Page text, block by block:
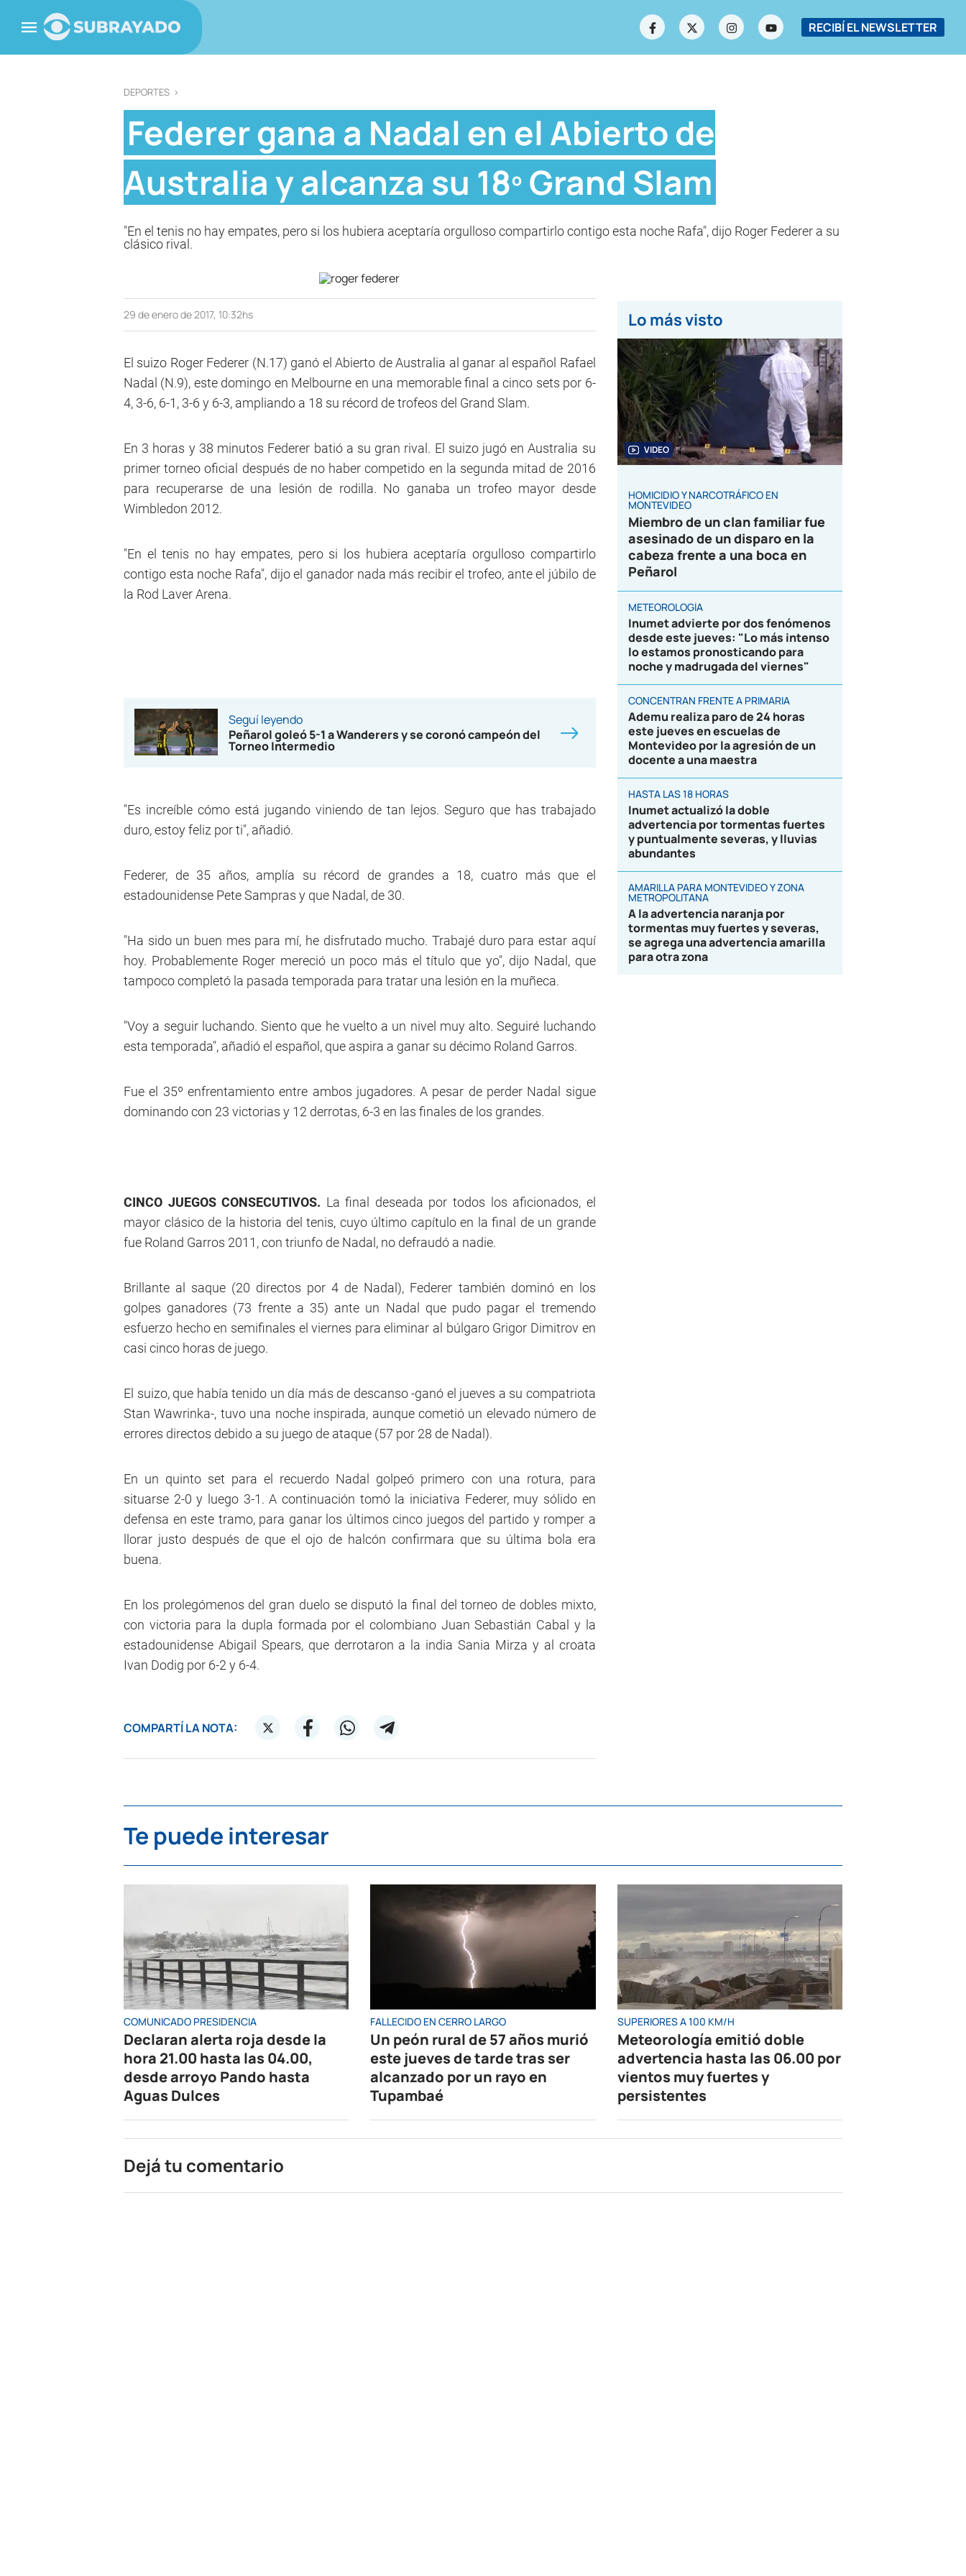
RECIBÍ EL NEWSLETTER
DEPORTES >
Federer gana a Nadal en el Abierto de
Australia y alcanza su 18º Grand Slam
"En el tenis no hay empates, pero si los hubiera aceptaría orgulloso compartirlo contigo esta noche Rafa", dijo Roger Federer a su
clásico rival.
29 de enero de 2017, 10:32hs
El suizo Roger Federer (N.17) ganó el Abierto de Australia al ganar al español Rafael
Nadal (N.9), este domingo en Melbourne en una memorable final a cinco sets por 6-
4, 3-6, 6-1, 3-6 y 6-3, ampliando a 18 su récord de trofeos del Grand Slam.
En 3 horas y 38 minutos Federer batió a su gran rival. El suizo jugó en Australia su
primer torneo oficial después de no haber competido en la segunda mitad de 2016
para recuperarse de una lesión de rodilla. No ganaba un trofeo mayor desde
Wimbledon 2012.
"En el tenis no hay empates, pero si los hubiera aceptaría orgulloso compartirlo
contigo esta noche Rafa", dijo el ganador nada más recibir el trofeo, ante el júbilo de
la Rod Laver Arena.
Seguí leyendo
Peñarol goleó 5-1 a Wanderers y se coronó campeón del
Torneo Intermedio
"Es increíble cómo está jugando viniendo de tan lejos. Seguro que has trabajado
duro, estoy feliz por ti", añadió.
Federer, de 35 años, amplía su récord de grandes a 18, cuatro más que el
estadounidense Pete Sampras y que Nadal, de 30.
"Ha sido un buen mes para mí, he disfrutado mucho. Trabajé duro para estar aquí
hoy. Probablemente Roger mereció un poco más el título que yo", dijo Nadal, que
tampoco completó la pasada temporada para tratar una lesión en la muñeca.
"Voy a seguir luchando. Siento que he vuelto a un nivel muy alto. Seguiré luchando
esta temporada", añadió el español, que aspira a ganar su décimo Roland Garros.
Fue el 35º enfrentamiento entre ambos jugadores. A pesar de perder Nadal sigue
dominando con 23 victorias y 12 derrotas, 6-3 en las finales de los grandes.
CINCO JUEGOS CONSECUTIVOS. La final deseada por todos los aficionados, el
mayor clásico de la historia del tenis, cuyo último capítulo en la final de un grande
fue Roland Garros 2011, con triunfo de Nadal, no defraudó a nadie.
Brillante al saque (20 directos por 4 de Nadal), Federer también dominó en los
golpes ganadores (73 frente a 35) ante un Nadal que pudo pagar el tremendo
esfuerzo hecho en semifinales el viernes para eliminar al búlgaro Grigor Dimitrov en
casi cinco horas de juego.
El suizo, que había tenido un día más de descanso -ganó el jueves a su compatriota
Stan Wawrinka-, tuvo una noche inspirada, aunque cometió un elevado número de
errores directos debido a su juego de ataque (57 por 28 de Nadal).
En un quinto set para el recuerdo Nadal golpeó primero con una rotura, para
situarse 2-0 y luego 3-1. A continuación tomó la iniciativa Federer, muy sólido en
defensa en este tramo, para ganar los últimos cinco juegos del partido y romper a
llorar justo después de que el ojo de halcón confirmara que su última bola era
buena.
En los prolegómenos del gran duelo se disputó la final del torneo de dobles mixto,
con victoria para la dupla formada por el colombiano Juan Sebastián Cabal y la
estadounidense Abigail Spears, que derrotaron a la india Sania Mirza y al croata
Ivan Dodig por 6-2 y 6-4.
COMPARTÍ LA NOTA:
Lo más visto
VIDEO
HOMICIDIO Y NARCOTRÁFICO EN
MONTEVIDEO
Miembro de un clan familiar fue
asesinado de un disparo en la
cabeza frente a una boca en
Peñarol
METEOROLOGÍA
Inumet advierte por dos fenómenos
desde este jueves: "Lo más intenso
lo estamos pronosticando para
noche y madrugada del viernes"
CONCENTRAN FRENTE A PRIMARIA
Ademu realiza paro de 24 horas
este jueves en escuelas de
Montevideo por la agresión de un
docente a una maestra
HASTA LAS 18 HORAS
Inumet actualizó la doble
advertencia por tormentas fuertes
y puntualmente severas, y lluvias
abundantes
AMARILLA PARA MONTEVIDEO Y ZONA
METROPOLITANA
A la advertencia naranja por
tormentas muy fuertes y severas,
se agrega una advertencia amarilla
para otra zona
Te puede interesar
COMUNICADO PRESIDENCIA
Declaran alerta roja desde la
hora 21.00 hasta las 04.00,
desde arroyo Pando hasta
Aguas Dulces
FALLECIDO EN CERRO LARGO
Un peón rural de 57 años murió
este jueves de tarde tras ser
alcanzado por un rayo en
Tupambaé
SUPERIORES A 100 KM/H
Meteorología emitió doble
advertencia hasta las 06.00 por
vientos muy fuertes y
persistentes
Dejá tu comentario